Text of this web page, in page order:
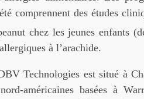
comprennent des études
chez les jeunes enfants
à l’arachide.
Technologies est situé à
américaines basées à